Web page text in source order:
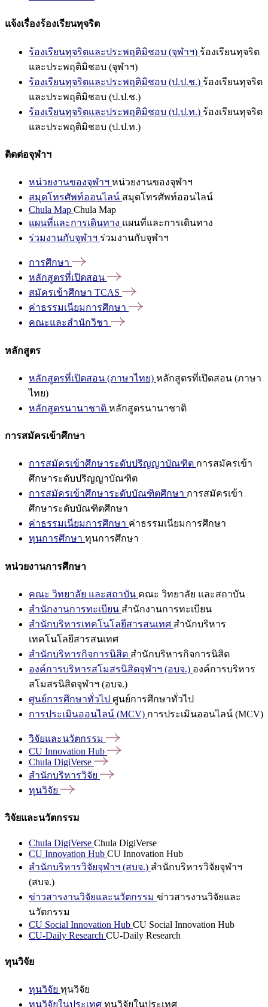
แจ้งเรื่องร้องเรียนทุจริต
ร้องเรียนทุจริตและประพฤติมิชอบ (จุฬาฯ) ร้องเรียนทุจริต
และประพฤติมิชอบ (จุฬาฯ)
ร้องเรียนทุจริตและประพฤติมิชอบ (ป.ป.ช.) ร้องเรียนทุจริต
และประพฤติมิชอบ (ป.ป.ช.)
ร้องเรียนทุจริตและประพฤติมิชอบ (ป.ป.ท.) ร้องเรียนทุจริต
และประพฤติมิชอบ (ป.ป.ท.)
ติดต่อจุฬาฯ
หน่วยงานของจุฬาฯ หน่วยงานของจุฬาฯ
สมุดโทรศัพท์ออนไลน์ สมุดโทรศัพท์ออนไลน์
Chula Map Chula Map
แผนที่และการเดินทาง แผนที่และการเดินทาง
ร่วมงานกับจุฬาฯ ร่วมงานกับจุฬาฯ
การศึกษา
หลักสูตรที่เปิดสอน
สมัครเข้าศึกษา TCAS
ค่าธรรมเนียมการศึกษา
คณะและสำนักวิชา
หลักสูตร
หลักสูตรที่เปิดสอน (ภาษาไทย) หลักสูตรที่เปิดสอน (ภาษา
ไทย)
หลักสูตรนานาชาติ หลักสูตรนานาชาติ
การสมัครเข้าศึกษา
การสมัครเข้าศึกษาระดับปริญญาบัณฑิต การสมัครเข้า
ศึกษาระดับปริญญาบัณฑิต
การสมัครเข้าศึกษาระดับบัณฑิตศึกษา การสมัครเข้า
ศึกษาระดับบัณฑิตศึกษา
ค่าธรรมเนียมการศึกษา ค่าธรรมเนียมการศึกษา
ทุนการศึกษา ทุนการศึกษา
หน่วยงานการศึกษา
คณะ วิทยาลัย และสถาบัน คณะ วิทยาลัย และสถาบัน
สำนักงานการทะเบียน สำนักงานการทะเบียน
สำนักบริหารเทคโนโลยีสารสนเทศ สำนักบริหาร
เทคโนโลยีสารสนเทศ
สำนักบริหารกิจการนิสิต สำนักบริหารกิจการนิสิต
องค์การบริหารสโมสรนิสิตจุฬาฯ (อบจ.) องค์การบริหาร
สโมสรนิสิตจุฬาฯ (อบจ.)
ศูนย์การศึกษาทั่วไป ศูนย์การศึกษาทั่วไป
การประเมินออนไลน์ (MCV) การประเมินออนไลน์ (MCV)
วิจัยและนวัตกรรม
CU Innovation Hub
Chula DigiVerse
สำนักบริหารวิจัย
ทุนวิจัย
วิจัยและนวัตกรรม
Chula DigiVerse Chula DigiVerse
CU Innovation Hub CU Innovation Hub
สำนักบริหารวิจัยจุฬาฯ (สบจ.) สำนักบริหารวิจัยจุฬาฯ
(สบจ.)
ข่าวสารงานวิจัยและนวัตกรรม ข่าวสารงานวิจัยและ
นวัตกรรม
CU Social Innovation Hub CU Social Innovation Hub
CU-Daily Research CU-Daily Research
ทุนวิจัย
ทุนวิจัย ทุนวิจัย
ทุนวิจัยในประเทศ ทุนวิจัยในประเทศ